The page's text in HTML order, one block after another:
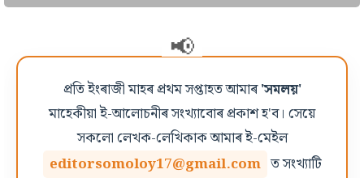
প্ৰতি ইংৰাজী মাহৰ প্ৰথম সপ্তাহত আমাৰ'সমলয়'
মাহেকীয়া ই-আলোচনীৰ সংখ্যাবোৰ প্ৰকাশ হ'ব। সেয়ে
সকলো লেখক-লেখিকাক আমাৰ ই-মেইল
editorsomoloy17@gmail.com ত সংখ্যাটি